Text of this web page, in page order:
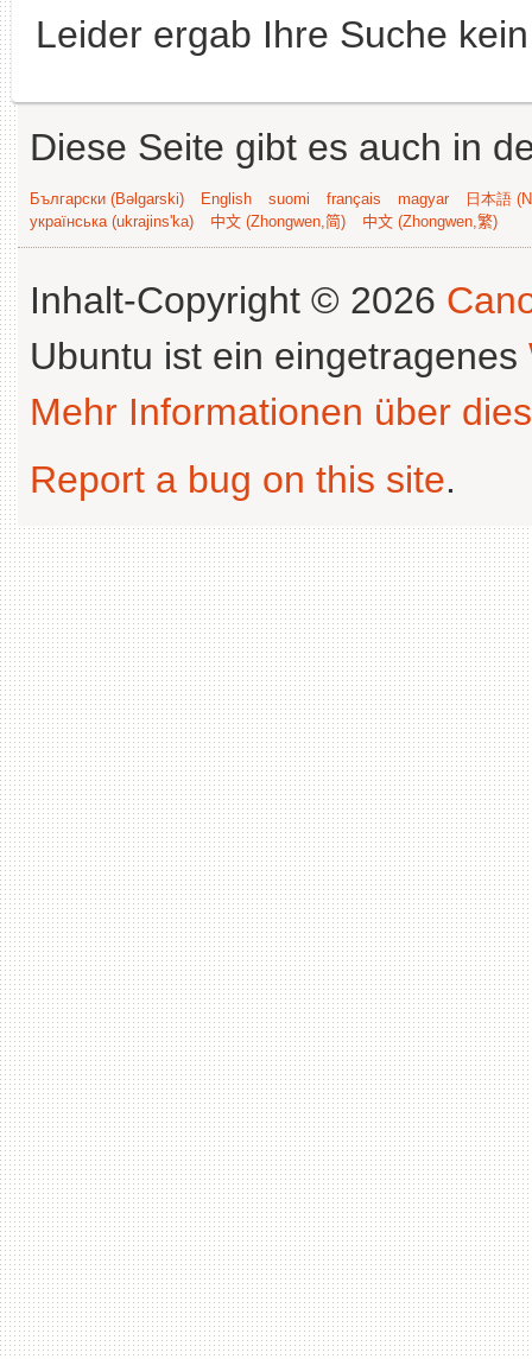
Leider ergab Ihre Suche
Diese Seite gibt es auch in
Български (Bəlgarski) English suomi français magyar
日本語
українська (ukrajins'ka)
中文 (Zhongwen,简) 中文 (Zhongwen,繁)
Inhalt-Copyright © 2026
Ubuntu ist ein eingetragenes
Mehr Informationen über
Report a bug on this site.